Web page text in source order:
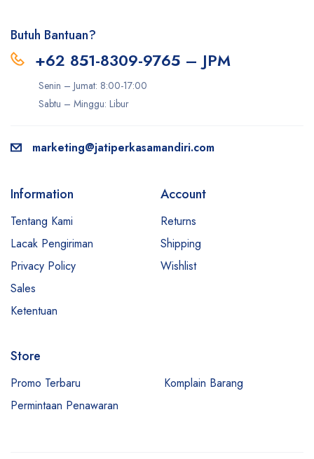
Butuh Bantuan?
+62 851-8309-9765 – JPM
Senin – Jumat: 8:00-17:00
Sabtu – Minggu: Libur
marketing@jatiperkasamandiri.com
Information
Tentang Kami
Lacak Pengiriman
Privacy Policy
Sales
Ketentuan
Account
Returns
Shipping
Wishlist
Store
Promo Terbaru
Komplain Barang
Permintaan Penawaran